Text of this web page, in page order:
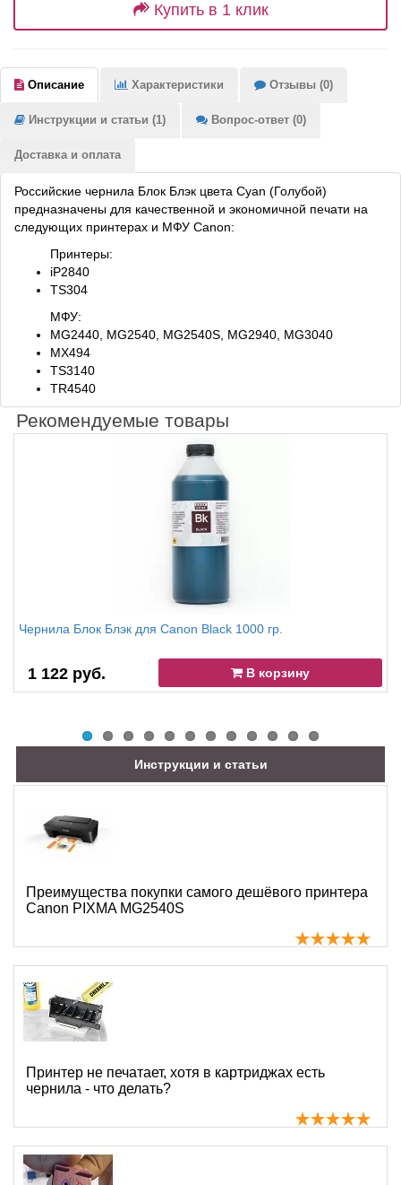
Купить в 1 клик
Описание Характеристики Отзывы (0)
Инструкции и статьи (1) Вопрос-ответ (0)
Доставка и оплата
Российские чернила Блок Блэк цвета Cyan (Голубой)
предназначены для качественной и экономичной печати на
следующих принтерах и МФУ Canon:
Принтеры:
iP2840
TS304
МФУ:
MG2440, MG2540, MG2540S, MG2940, MG3040
MX494
TS3140
TR4540
Рекомендуемые товары
Чернила Блок Блэк для Canon Black 1000 гр.
1 122 руб. В корзину
Инструкции и статьи
Преимущества покупки самого дешёвого принтера
Canon PIXMA MG2540S
Принтер не печатает, хотя в картриджах есть
чернила - что делать?